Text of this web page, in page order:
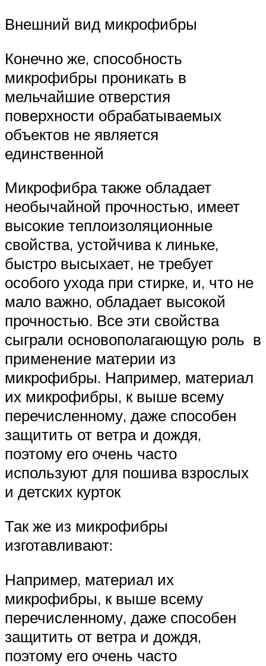
Внешний вид микрофибры
Конечно же, способность
микрофибры проникать в
мельчайшие отверстия
поверхности обрабатываемых
объектов не является
единственной
Микрофибра также обладает
необычайной прочностью, имеет
высокие теплоизоляционные
свойства, устойчива к линьке,
быстро высыхает, не требует
особого ухода при стирке, и, что не
мало важно, обладает высокой
прочностью. Все эти свойства
сыграли основополагающую роль в
применение материи из
микрофибры. Например, материал
их микрофибры, к выше всему
перечисленному, даже способен
защитить от ветра и дождя,
поэтому его очень часто
используют для пошива взрослых
и детских курток
Так же из микрофибры
изготавливают:
Например, материал их
микрофибры, к выше всему
перечисленному, даже способен
защитить от ветра и дождя,
поэтому его очень часто